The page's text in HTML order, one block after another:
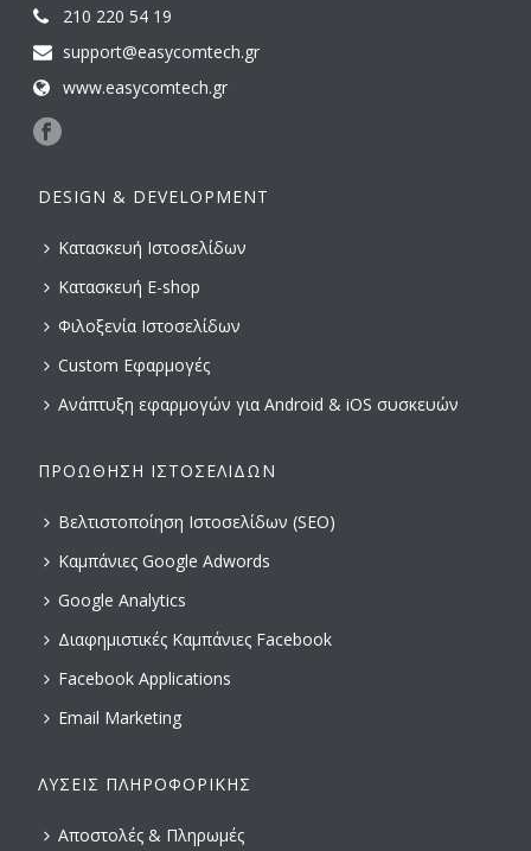
210 220 54 19
support@easycomtech.gr
www.easycomtech.gr
DESIGN & DEVELOPMENT
Κατασκευή Ιστοσελίδων
Κατασκευή E-shop
Φιλοξενία Ιστοσελίδων
Custom Εφαρμογές
Ανάπτυξη εφαρμογών για Android & iOS συσκευών
ΠΡΟΏΘΗΣΗ ΙΣΤΟΣΕΛΊΔΩΝ
Βελτιστοποίηση Ιστοσελίδων (SEO)
Καμπάνιες Google Adwords
Google Analytics
Διαφημιστικές Καμπάνιες Facebook
Facebook Applications
Email Marketing
ΛΎΣΕΙΣ ΠΛΗΡΟΦΟΡΙΚΉΣ
Αποστολές & Πληρωμές